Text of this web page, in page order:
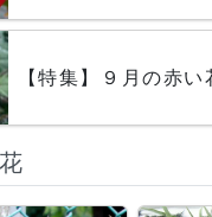
【特集】９月の赤い